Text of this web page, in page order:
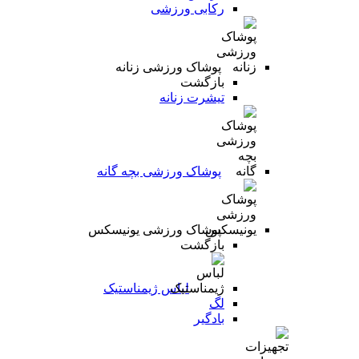
رکابی ورزشی
پوشاک ورزشی زنانه
بازگشت
تیشرت زنانه
پوشاک ورزشی بچه گانه
پوشاک ورزشی یونیسکس
بازگشت
لباس ژیمناستیک
لگ
بادگیر